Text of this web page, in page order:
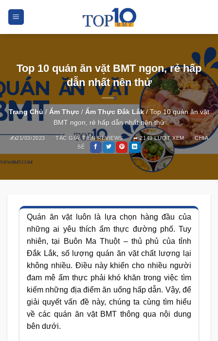
Top 10 quán ăn vặt BMT ngon, rẻ hấp
dẫn nhất nên thử
Trang Chủ / Ẩm Thực / Ẩm Thực Đắk Lắk/ Top 10 quán ăn vặt
BMT ngon, rẻ hấp dẫn nhất nên thử
21/03/2023 TÁC GIẢ:TIẾN REVIEWS 2149 LƯỢT XEM
CHIA
SẺ
Quán ăn vặt luôn là lựa chọn hàng đầu của
những ai yêu thích ẩm thực đường phố. Tuy
nhiên, tại Buôn Ma Thuột – thủ phủ của tỉnh
Đắk Lắk, số lượng quán ăn vặt chất lượng lại
không nhiều. Điều này khiến cho nhiều người
đam mê ẩm thực phải khó khăn trong việc tìm
kiếm những địa điểm ăn uống hấp dẫn. Vậy, để
giải quyết vấn đề này, chúng ta cùng tìm hiểu
về các quán ăn vặt BMT thông qua nội dung
bên dưới.